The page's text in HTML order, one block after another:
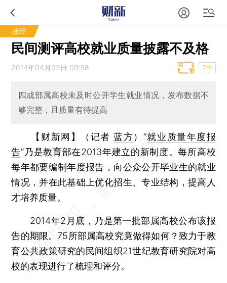
政经
民间测评高校就业质量披露不及格
2014年04月02日 09:58 T中
四成部属高校未及时公开学生就业情况，发布数据不
够完整，且质量有待提高
【财新网】（记者蓝方） “就业质量年度报
告”乃是教育部在2013年建立的新制度。每所高校
每年都要编制年度报告，向公众公开毕业生的就业
情况，并在此基础上优化招生、专业结构，提高人
才培养质量。
2014年2月底，乃是第一批部属高校公布该报
告的期限。75所部属高校究竟做得如何？致力于教
育公共政策研究的民间组织21世纪教育研究院对高
校的表现进行了梳理和评分。